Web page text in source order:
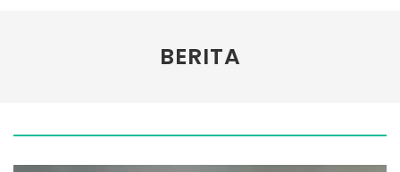
BERITA